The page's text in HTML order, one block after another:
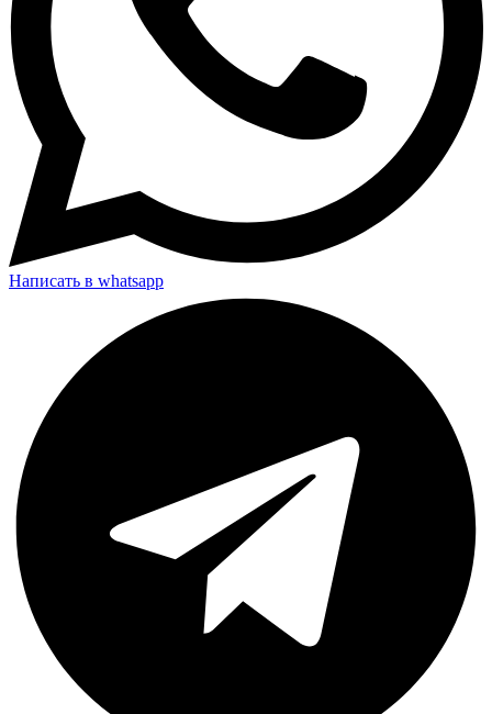
Написать в whatsapp